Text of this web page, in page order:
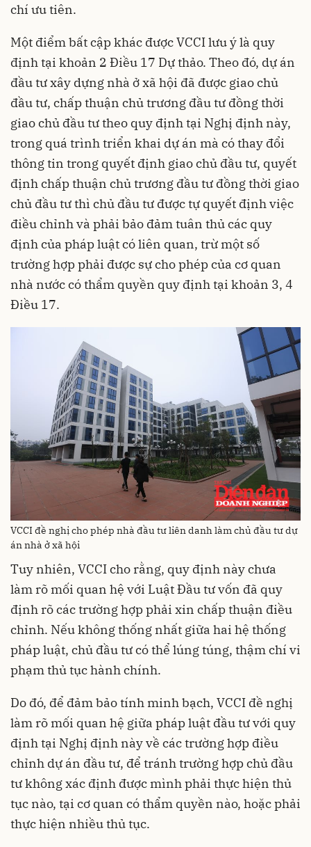
chí ưu tiên.
Một điểm bất cập khác được VCCI lưu ý là quy
định tại khoản 2 Điều 17 Dự thảo. Theo đó, dự án
đầu tư xây dựng nhà ở xã hội đã được giao chủ
đầu tư, chấp thuận chủ trương đầu tư đồng thời
giao chủ đầu tư theo quy định tại Nghị định này,
trong quá trình triển khai dự án mà có thay đổi
thông tin trong quyết định giao chủ đầu tư, quyết
định chấp thuận chủ trương đầu tư đồng thời giao
chủ đầu tư thì chủ đầu tư được tự quyết định việc
điều chỉnh và phải bảo đảm tuân thủ các quy
định của pháp luật có liên quan, trừ một số
trường hợp phải được sự cho phép của cơ quan
nhà nước có thẩm quyền quy định tại khoản 3, 4
Điều 17.
VCCI đề nghị cho phép nhà đầu tư liên danh làm chủ đầu tư dự
án nhà ở xã hội
Tuy nhiên, VCCI cho rằng, quy định này chưa
làm rõ mối quan hệ với Luật Đầu tư vốn đã quy
định rõ các trường hợp phải xin chấp thuận điều
chỉnh. Nếu không thống nhất giữa hai hệ thống
pháp luật, chủ đầu tư có thể lúng túng, thậm chí vi
phạm thủ tục hành chính.
Do đó, để đảm bảo tính minh bạch, VCCI đề nghị
làm rõ mối quan hệ giữa pháp luật đầu tư với quy
định tại Nghị định này về các trường hợp điều
chỉnh dự án đầu tư, để tránh trường hợp chủ đầu
tư không xác định được mình phải thực hiện thủ
tục nào, tại cơ quan có thẩm quyền nào, hoặc phải
thực hiện nhiều thủ tục.